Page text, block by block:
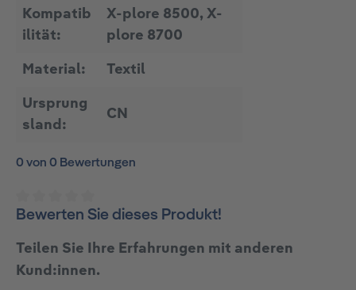
Kompatib
ilität:
X-plore 8500, X-
plore 8700
Material: Textil
Ursprung
sland:
CN
0 von 0 Bewertungen
Durchschnittliche Bewertung von 0 von 5
Bewerten Sie dieses Produkt!
Teilen Sie Ihre Erfahrungen mit anderen
Kund:innen.